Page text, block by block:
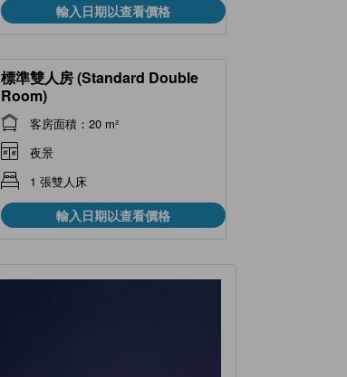
輸入日期以查看價格
標準雙人房 (Standard Double
Room)
客房面積：20 m²
夜景
1 張雙人床
輸入日期以查看價格